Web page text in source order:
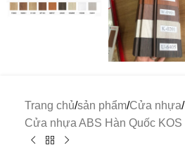
Trang chủ/sản phẩm/Cửa nhựa/
Cửa nhựa ABS Hàn Quốc KOS